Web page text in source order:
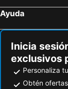
Ayuda
Inicia
exclusivos
Personaliza
Obtén